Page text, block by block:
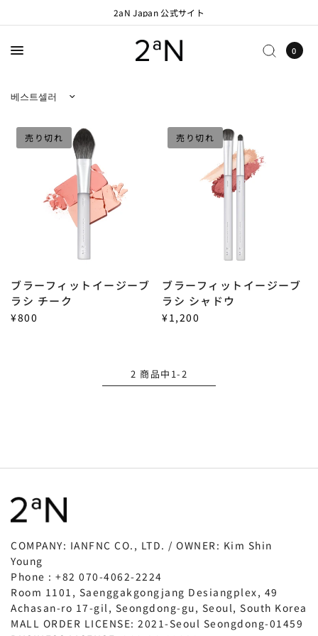
2aN Japan 公式サイト
0
選別基準
売り切れ
ブラーフィットイージーブ
ラシ チーク
¥800
売り切れ
ブラーフィットイージーブ
ラシ シャドウ
¥1,200
2 商品中1-2
COMPANY: IANFNC CO., LTD. / OWNER: Kim Shin
Young
Phone : +82 070-4062-2224
Room 1101, Saenggakgongjang Desiangplex, 49
Achasan-ro 17-gil, Seongdong-gu, Seoul, South Korea
MALL ORDER LICENSE: 2021-Seoul Seongdong-01459